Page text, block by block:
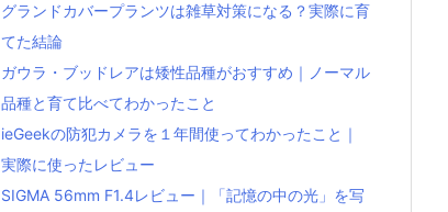
グランドカバープランツは雑草対策になる？実際に育
てた結論
ガウラ・ブッドレアは矮性品種がおすすめ｜ノーマル
品種と育て比べてわかったこと
ieGeekの防犯カメラを１年間使ってわかったこと｜
実際に使ったレビュー
SIGMA 56mm F1.4レビュー｜「記憶の中の光」を写